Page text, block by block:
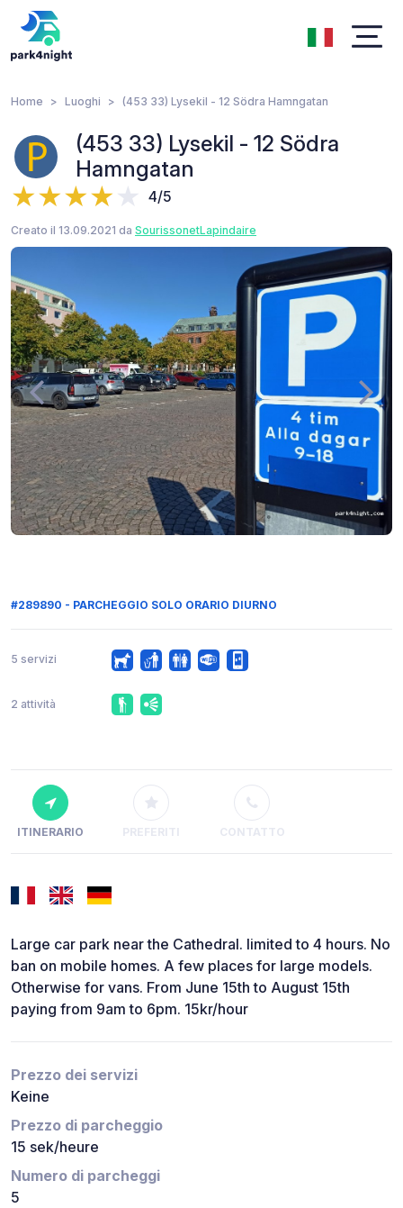
Home Luoghi (453 33) Lysekil - 12 Södra Hamngatan
(453 33) Lysekil - 12 Södra
Hamngatan
4/5
Creato il 13.09.2021 da SourissonetLapindaire
#289890 - PARCHEGGIO SOLO ORARIO DIURNO
5 servizi
2 attività
ITINERARIO PREFERITI CONTATTO
Large car park near the Cathedral. limited to 4 hours. No
ban on mobile homes. A few places for large models.
Otherwise for vans. From June 15th to August 15th
paying from 9am to 6pm. 15kr/hour
Prezzo dei servizi
Keine
Prezzo di parcheggio
15 sek/heure
Numero di parcheggi
5